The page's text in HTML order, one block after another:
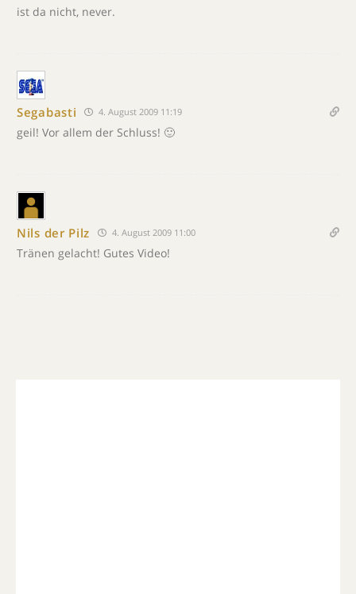
ist da nicht, never.
Segabasti 4. August 2009 11:19
geil! Vor allem der Schluss! 🙂
Nils der Pilz 4. August 2009 11:00
Tränen gelacht! Gutes Video!